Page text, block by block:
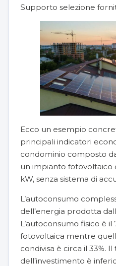
Supporto selezione
Ecco un esempio
principali indicatori
condominio composto
un impianto fotovoltaico
kW, senza sistema di
L’autoconsumo
dell’energia prodotta
L’autoconsumo fisico è
fotovoltaica mentre
condivisa è circa il 33%.
dell’investimento è